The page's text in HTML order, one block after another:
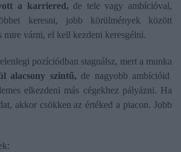
a karriered, de tele vagy ambícióval,
keresni, jobb körülmények között
mire várni, el kell kezdeni keresgélni.
pozíciódban stagnálsz, mert a munka
alacsony szintű, de nagyobb ambícióid
elkezdeni más cégekhez pályázni. Ha
akkor csökken az értéked a piacon. Jobb